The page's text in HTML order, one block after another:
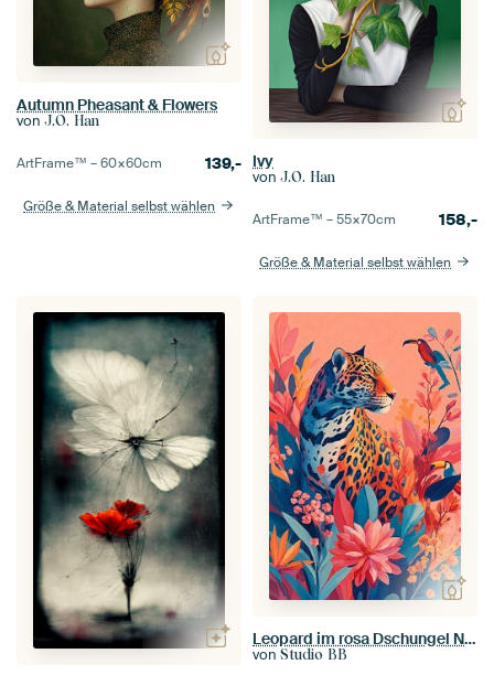
Autumn Pheasant & Flowers
von J.O. Han
ArtFrame™ –60×60cm 139,-
Größe & Material selbst wählen
Ivy
von J.O. Han
ArtFrame™ –55×70cm 158,-
Größe & Material selbst wählen
Leopard im rosa Dschungel Nr. 1
von Studio BB